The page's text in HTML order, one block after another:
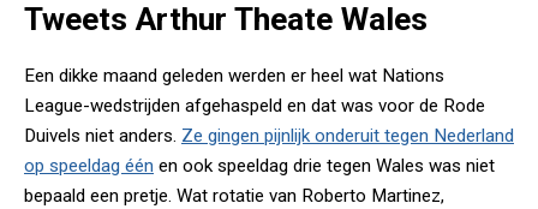
Tweets Arthur Theate Wales
Een dikke maand geleden werden er heel wat Nations
League-wedstrijden afgehaspeld en dat was voor de Rode
Duivels niet anders. Ze gingen pijnlijk onderuit tegen Nederland
op speeldag één en ook speeldag drie tegen Wales was niet
bepaald een pretje. Wat rotatie van Roberto Martinez,